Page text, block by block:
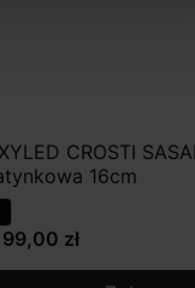
CROSTI
16cm
zł